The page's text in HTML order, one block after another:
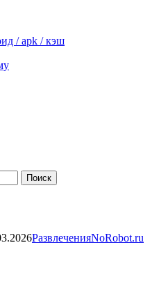
/ apk / кэш
РазвлеченияNoRobot.ru